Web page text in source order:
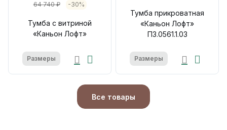
64 740 ₽ -30%
Тумба с витриной
«Каньон Лофт»
Размеры
Тумба прикроватная
«Каньон Лофт»
П3.0561.1.03
Размеры
Все товары